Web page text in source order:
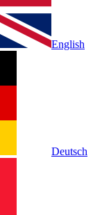
English
Deutsch